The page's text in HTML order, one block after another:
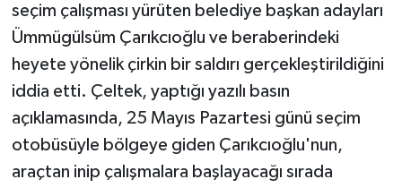
seçim çalışması yürüten belediye başkan adayları
Ümmügülsüm Çarıkcıoğlu ve beraberindeki
heyete yönelik çirkin bir saldırı gerçekleştirildiğini
iddia etti. Çeltek, yaptığı yazılı basın
açıklamasında, 25 Mayıs Pazartesi günü seçim
otobüsüyle bölgeye giden Çarıkcıoğlu'nun,
araçtan inip çalışmalara başlayacağı sırada